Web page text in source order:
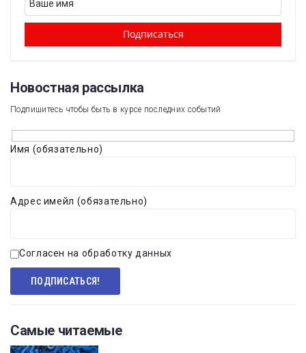
Новостная рассылка​
Подпишитесь чтобы быть в курсе последних событий
Имя (обязательно)
Адрес имейл (обязательно)
Согласен на обработку данных
Самые читаемые